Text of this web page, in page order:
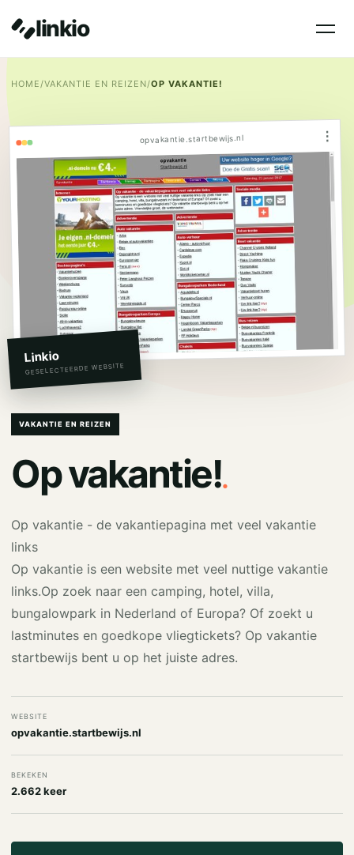
linkio
HOME/VAKANTIE EN REIZEN/OP VAKANTIE!
opvakantie.startbewijs.nl ⋮
Linkio
GESELECTEERDE WEBSITE
VAKANTIE EN REIZEN
Op vakantie!.
Op vakantie - de vakantiepagina met veel vakantie
links
Op vakantie is een website met veel nuttige vakantie
links.Op zoek naar een camping, hotel, villa,
bungalowpark in Nederland of Europa? Of zoekt u
lastminutes en goedkope vliegtickets? Op vakantie
startbewijs bent u op het juiste adres.
WEBSITE
opvakantie.startbewijs.nl
BEKEKEN
2.662 keer